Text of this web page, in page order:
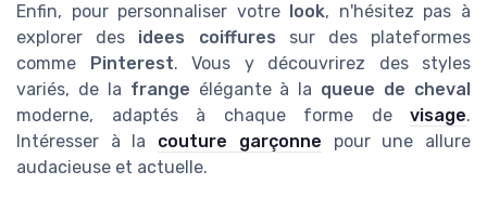
Enfin, pour personnaliser votre look, n'hésitez pas à
explorer des idees coiffures sur des plateformes
comme
Pinterest. Vous y découvrirez des styles
variés, de la frange élégante à la queue de cheval
moderne, adaptés à chaque forme de visage.
Intéresser à la couture garçonne pour une allure
audacieuse et actuelle.